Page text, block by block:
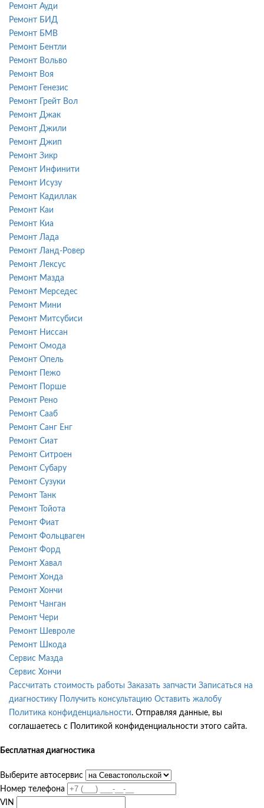
Ремонт Ауди
Ремонт БИД
Ремонт БМВ
Ремонт Бентли
Ремонт Вольво
Ремонт Воя
Ремонт Генезис
Ремонт Грейт Вол
Ремонт Джак
Ремонт Джили
Ремонт Джип
Ремонт Зикр
Ремонт Инфинити
Ремонт Исузу
Ремонт Кадиллак
Ремонт Каи
Ремонт Киа
Ремонт Лада
Ремонт Ланд-Ровер
Ремонт Лексус
Ремонт Мазда
Ремонт Мерседес
Ремонт Мини
Ремонт Митсубиси
Ремонт Ниссан
Ремонт Омода
Ремонт Опель
Ремонт Пежо
Ремонт Порше
Ремонт Рено
Ремонт Сааб
Ремонт Санг Енг
Ремонт Сиат
Ремонт Ситроен
Ремонт Субару
Ремонт Сузуки
Ремонт Танк
Ремонт Тойота
Ремонт Фиат
Ремонт Фольцваген
Ремонт Форд
Ремонт Хавал
Ремонт Хонда
Ремонт Хончи
Ремонт Чанган
Ремонт Чери
Ремонт Шевроле
Ремонт Шкода
Сервис Мазда
Сервис Хончи
Рассчитать стоимость работы Заказать запчасти Записаться на
диагностику
Получить консультацию Оставить жалобу
Политика конфиденциальности. Отправляя данные, вы
соглашаетесь с Политикой конфиденциальности этого сайта.
Бесплатная диагностика
Выберите автосервис
Номер телефона
VIN